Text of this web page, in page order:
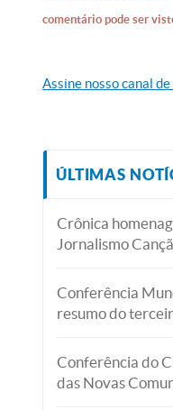
comentário pode ser
Assine nosso canal
ÚLTIMAS
Crônica
Jornalismo
Conferência
resumo do
Conferência do
das Novas